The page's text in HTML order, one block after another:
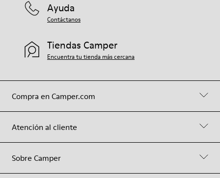
Compra en Camper.com
Atención al cliente
Sobre Camper
Ayuda
Contáctanos
Tiendas Camper
Encuentra tu tienda más cercana